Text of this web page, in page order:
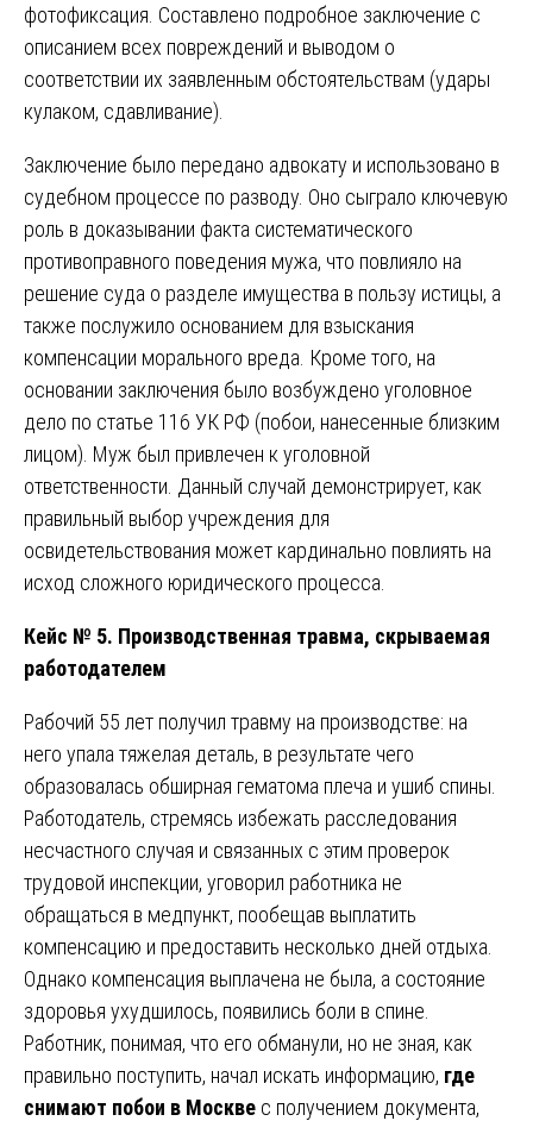
фотофиксация. Составлено подробное заключение с
описанием всех повреждений и выводом о
соответствии их заявленным обстоятельствам (удары
кулаком, сдавливание).
Заключение было передано адвокату и использовано в
судебном процессе по разводу. Оно сыграло ключевую
роль в доказывании факта систематического
противоправного поведения мужа, что повлияло на
решение суда о разделе имущества в пользу истицы, а
также послужило основанием для взыскания
компенсации морального вреда. Кроме того, на
основании заключения было возбуждено уголовное
дело по статье 116 УК РФ (побои, нанесенные близким
лицом). Муж был привлечен к уголовной
ответственности. Данный случай демонстрирует, как
правильный выбор учреждения для
освидетельствования может кардинально повлиять на
исход сложного юридического процесса.
Кейс № 5. Производственная травма, скрываемая
работодателем
Рабочий 55 лет получил травму на производстве: на
него упала тяжелая деталь, в результате чего
образовалась обширная гематома плеча и ушиб спины.
Работодатель, стремясь избежать расследования
несчастного случая и связанных с этим проверок
трудовой инспекции, уговорил работника не
обращаться в медпункт, пообещав выплатить
компенсацию и предоставить несколько дней отдыха.
Однако компенсация выплачена не была, а состояние
здоровья ухудшилось, появились боли в спине.
Работник, понимая, что его обманули, но не зная, как
правильно поступить, начал искать информацию, где
снимают побои в Москве с получением документа,